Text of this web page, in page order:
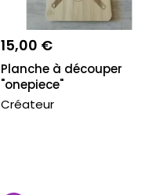
15,00 €
Planche à découper
"onepiece"
Créateur